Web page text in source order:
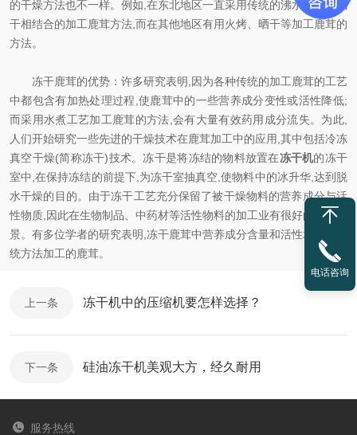
的干燥方法也不一样。例如,在东北地区一直采用传统的沸水煮炸和风
干相结合的加工鹿茸方法,而在其他地区有用火烤、晒干等加工鹿茸的
方法。
冻干鹿茸的优势：许多研究表明,因为各种传统的加工鹿茸的工艺
中都包含有加热处理过程,使鹿茸中的一些营养成分变性或活性降低;
而采用水煮工艺加工鹿茸的方法,会有大量有效药用成分流失。为此,
人们开始研究一些先进的干燥技术在鹿茸加工中的应用,其中包括冷冻
真空干燥(简称冻干)技术。冻干是将冻结的物料放置在冻干机的冻干
室中,在保持冻结的前提下,为冻干室抽真空,使物料中的冰升华,达到脱
水干燥的目的。由于冻干工艺充分保留了被干燥物料的营养成分与活
性物质,因此在生物制品、中药材等活性物料的加工业有很好的应用前
景。有多位学者的研究表明,冻干鹿茸中营养成分含量和活性均好于传
统方法加工的鹿茸。
上一条 冻干机中的压缩机要怎样选择？
下一条 硅油冻干机美观大方，经久耐用
服务热线
电话咨询